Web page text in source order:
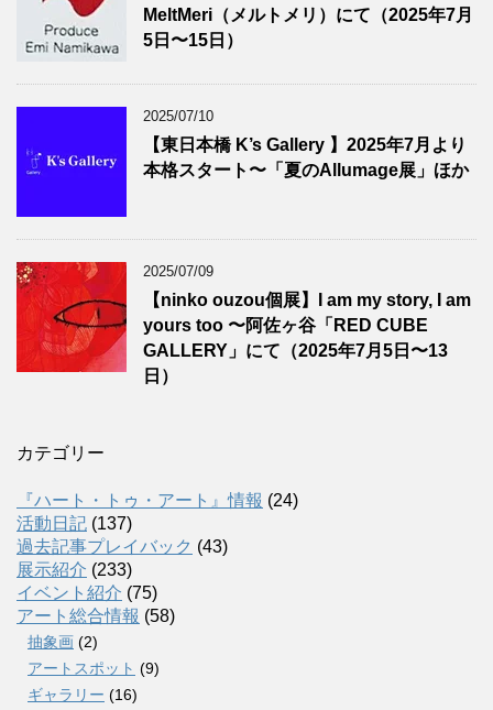
MeltMeri（メルトメリ）にて（2025年7月
5日〜15日）
2025/07/10
【東日本橋 K’s Gallery 】2025年7月より
本格スタート〜「夏のAllumage展」ほか
2025/07/09
【ninko ouzou個展】I am my story, I am
yours too 〜阿佐ヶ谷「RED CUBE
GALLERY」にて（2025年7月5日〜13
日）
カテゴリー
『ハート・トゥ・アート』情報 (24)
活動日記 (137)
過去記事プレイバック (43)
展示紹介 (233)
イベント紹介 (75)
アート総合情報 (58)
抽象画 (2)
アートスポット (9)
ギャラリー (16)